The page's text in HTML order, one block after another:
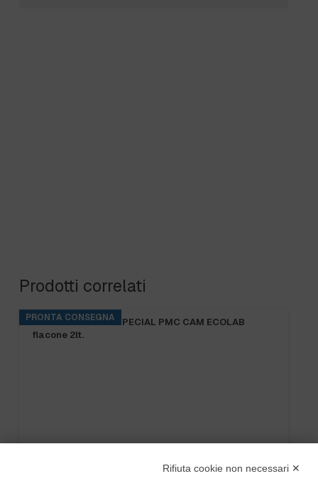
Prodotti correlati
PRONTA CONSEGNA
BASE RINS S2 ta.5 kg.
Rifiuta cookie non necessari ✕